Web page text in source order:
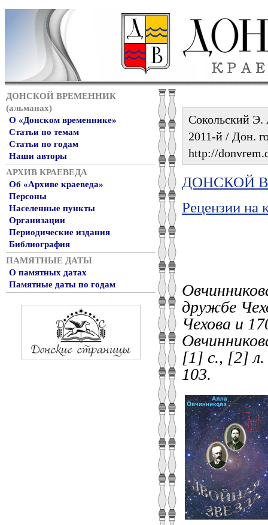
ДОНСКОЙ ВРЕМЕННИК
(альманах)
О «Донском временнике»
Статьи по темам
Статьи по годам
Наши авторы
АРХИВ КРАЕВЕДА
Об «Архиве краеведа»
Персоны
Населенные пункты
Организации
Периодические издания
Библиография
ПАМЯТНЫЕ ДАТЫ
О памятных датах
Памятные даты по годам
Сокольский Э.
2011-й / Дон.
http://
ДОНСКОЙ
Рецензии на
дружбе
Чехова и
[1] с., [2] л.
103.